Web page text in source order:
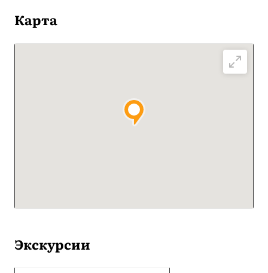
Карта
Экскурсии